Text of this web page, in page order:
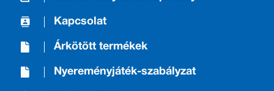
Kapcsolat
Árkötött termékek
Nyereményjáték-szabályzat